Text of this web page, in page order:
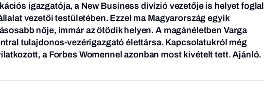
igazgatója, a New Business divízió vezetője is helyet foglal
vezetői testületében. Ezzel ma Magyarország egyik
nője, immár az ötödik helyen. A magánéletben Varga
tulajdonos-vezérigazgató élettársa. Kapcsolatukról még
a Forbes Womennel azonban most kivételt tett. Ajánló.